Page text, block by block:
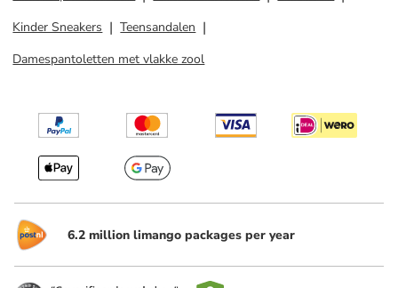
Kinder Sneakers
Teensandalen
Damespantoletten met vlakke zool
6.2 million limango packages per year